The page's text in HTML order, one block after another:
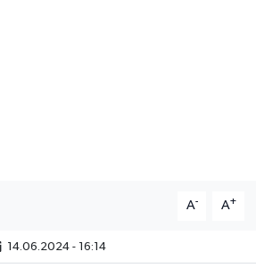
A- A+
14.06.2024 - 16:14